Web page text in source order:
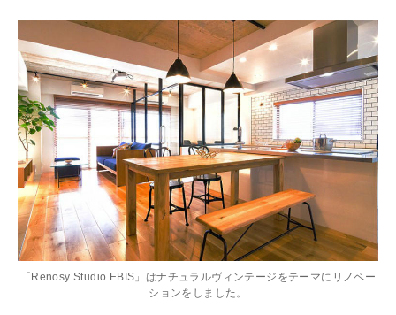
「Renosy Studio EBIS」はナチュラルヴィンテージをテーマにリノベー
ションをしました。